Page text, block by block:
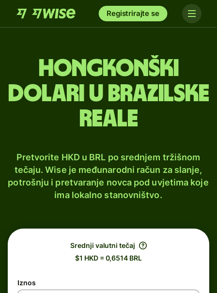
Registrirajte se
Hongkonški
dolari u brazilske
reale
Pretvorite HKD u BRL po srednjem tržišnom
tečaju. Wise je međunarodni račun za slanje,
potrošnju i pretvaranje novca pod uvjetima koje
ima lokalno stanovništvo.
Srednji valutni tečaj
$1 HKD = 0,6514 BRL
Iznos